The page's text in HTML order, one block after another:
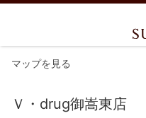
マップを見る
Ｖ・drug御嵩東店